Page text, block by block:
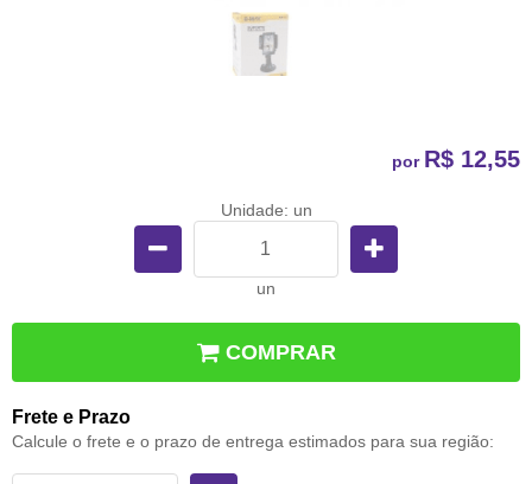
por R$ 12,55
Unidade: un
un
COMPRAR
Frete e Prazo
Calcule o frete e o prazo de entrega estimados para sua região: